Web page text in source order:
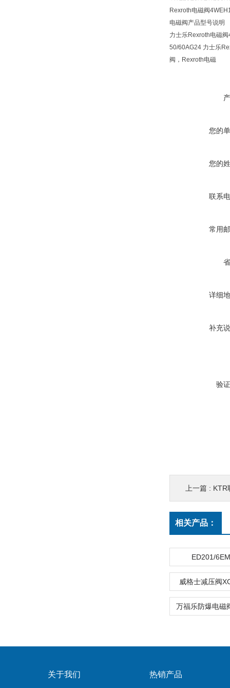
Rexroth电磁阀
电磁阀产品型号说明
力士乐Rexroth电磁
50/60AG24 力士乐
阀，Rexroth电磁
您的
您的
联系
常用
详细
补充
验
上一篇 : KTR
相关产品：
ED201/
威格士减压阀
关于我们 热销产品